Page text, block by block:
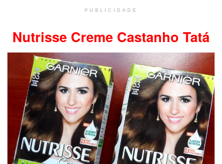
PUBLICIDADE
Nutrisse Creme Castanho Tatá